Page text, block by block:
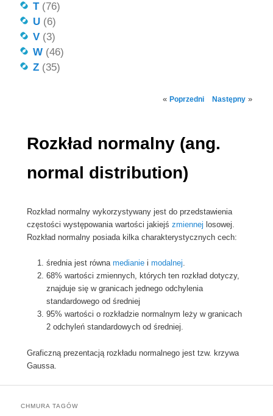
T(76)
U (6)
V (3)
W (46)
Z (35)
Nawigacja
« Poprzedni Następny»
Rozkład normalny (ang.
normal distribution)
Rozkład normalny wykorzystywany jest do przedstawienia
częstości występowania wartości jakiejś zmiennej losowej.
Rozkład normalny posiada kilka charakterystycznych cech:
średnia jest równamedianie imodalnej.
68% wartości zmiennych, których ten rozkład dotyczy,
znajduje się w granicach jednego odchylenia
standardowego od średniej
95% wartości o rozkładzie normalnym leży w granicach
2 odchyleń standardowych od średniej.
Graficzną prezentacją rozkładu normalnego jest tzw. krzywa
Gaussa.
CHMURA TAGÓW